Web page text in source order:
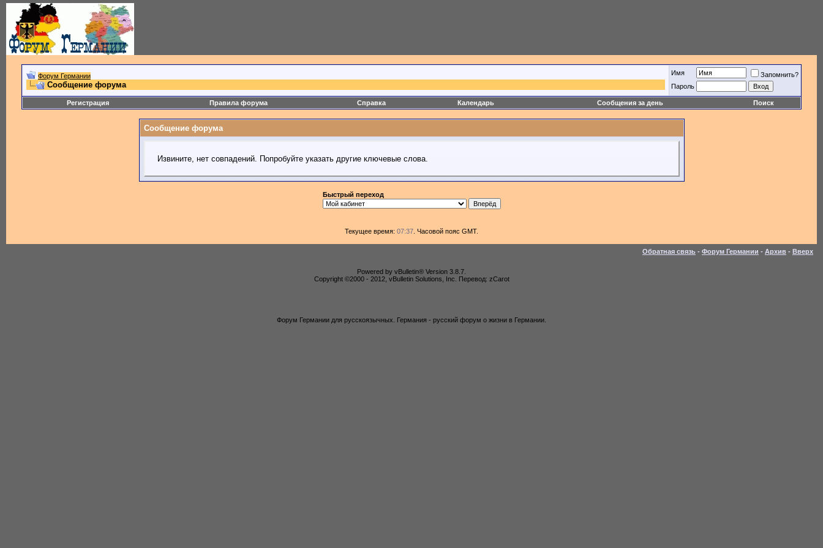
Форум Германии
Сообщение форума
Имя
Запомнить?
Пароль
Регистрация Правила форума Справка Календарь Сообщения за день Поиск
Сообщение форума
Извините, нет совпадений. Попробуйте указать другие ключевые слова.
Быстрый переход
Текущее время: 07:37 . Часовой пояс GMT.
Обратная связь - Форум Германии - Архив - Вверх
Powered by vBulletin® Version 3.8.7.
Copyright ©2000 - 2012, vBulletin Solutions, Inc. Перевод: zCarot
Форум Германии для русскоязычных. Германия - русский форум о жизни в Германии.